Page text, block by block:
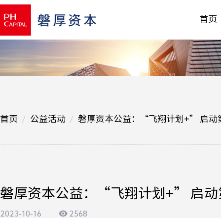
首页
首页 公益活动 磐厚资本公益：“飞翔计划+” 启动
磐厚资本公益：“飞翔计划+” 启动
2023-10-16 2568